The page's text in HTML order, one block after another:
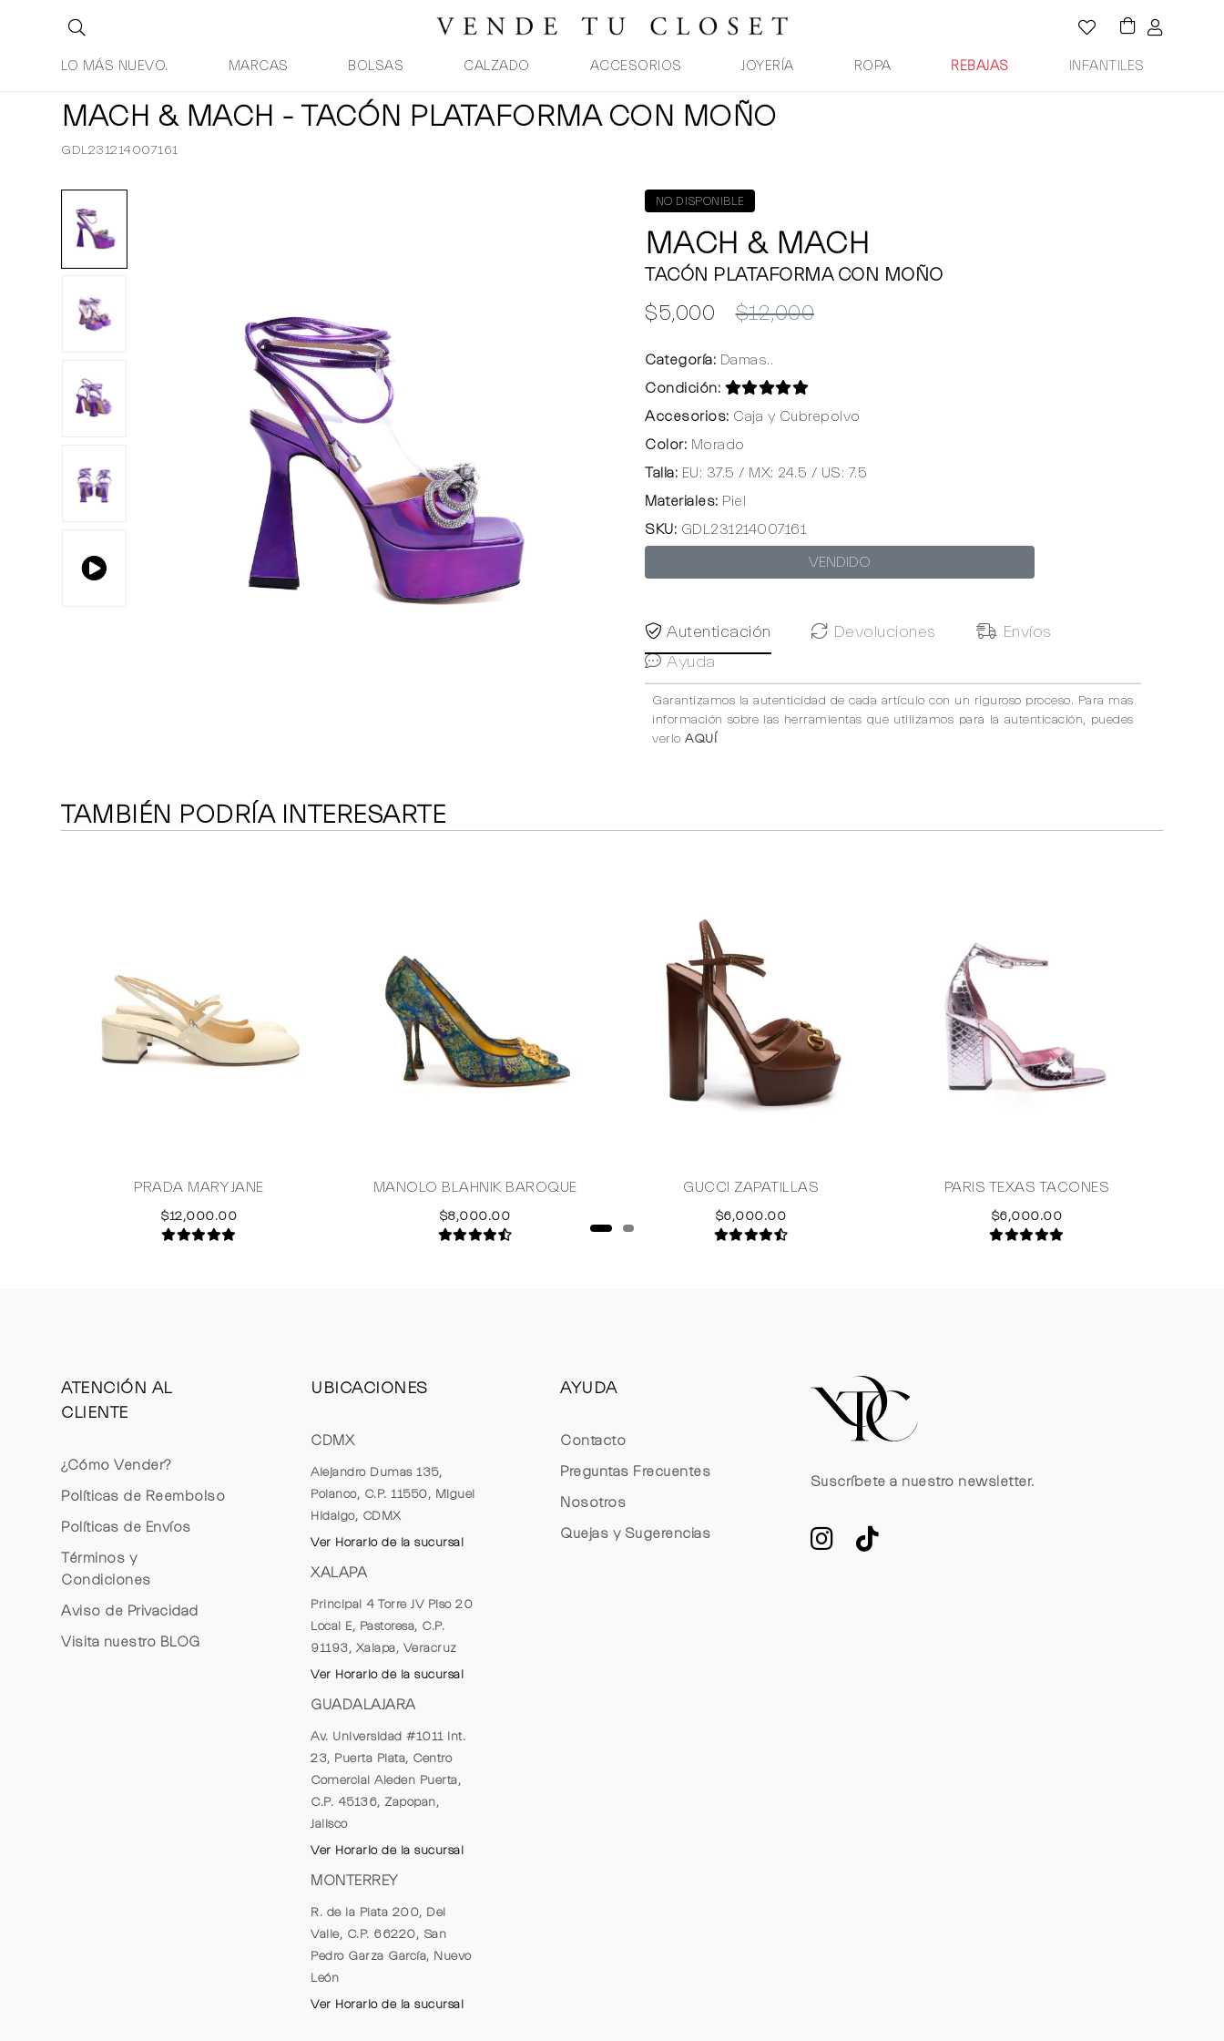
LO MÁS NUEVO. MARCAS BOLSAS CALZADO ACCESORIOS JOYERÍA ROPA REBAJAS INFANTILES
MACH & MACH - TACÓN PLATAFORMA CON MOÑO
GDL231214007161
NO DISPONIBLE
MACH & MACH
TACÓN PLATAFORMA CON MOÑO
$5,000 $12,000
Categoría: Damas..
Condición:
Accesorios: Caja y Cubrepolvo
Color: Morado
Talla: EU: 37.5 / MX: 24.5 / US: 7.5
Materiales: Piel
SKU: GDL231214007161
VENDIDO
Autenticación Devoluciones
Envíos
Ayuda
Garantizamos la autenticidad de cada artículo con un riguroso proceso. Para mas
información sobre las herramientas que utilizamos para la autenticación, puedes
verlo AQUÍ
TAMBIÉN PODRÍA INTERESARTE
PRADA MARY JANE
$12,000.00
MANOLO BLAHNIK BAROQUE
$8,000.00
GUCCI ZAPATILLAS
$6,000.00
PARIS TEXAS TACONES
$6,000.00
ATENCIÓN AL
CLIENTE
¿Cómo Vender?
Políticas de Reembolso
Políticas de Envíos
Términos y
Condiciones
Aviso de Privacidad
Visita nuestro BLOG
UBICACIONES
CDMX
Alejandro Dumas 135,
Polanco, C.P. 11550, Miguel
Hidalgo, CDMX
Ver Horario de la sucursal
XALAPA
Principal 4 Torre JV Piso 20
Local E, Pastoresa, C.P.
91193, Xalapa, Veracruz
Ver Horario de la sucursal
GUADALAJARA
Av. Universidad #1011 Int.
23, Puerta Plata, Centro
Comercial Aleden Puerta,
C.P. 45136, Zapopan,
Jalisco
Ver Horario de la sucursal
MONTERREY
R. de la Plata 200, Del
Valle, C.P. 66220, San
Pedro Garza García, Nuevo
León
Ver Horario de la sucursal
AYUDA
Contacto
Preguntas Frecuentes
Nosotros
Quejas y Sugerencias
Suscríbete a nuestro newsletter.